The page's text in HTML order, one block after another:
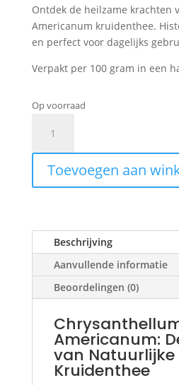
Ontdek de heilzame krachten
Americanum kruidenthee.
en perfect voor dagelijks
Verpakt per 100 gram in een
Op voorraad
Americanum
aantal
Toevoegen aan
Beschrijving
Aanvullende informatie
Beoordelingen (0)
Americanum:
van Natuurlijke
Kruidenthee